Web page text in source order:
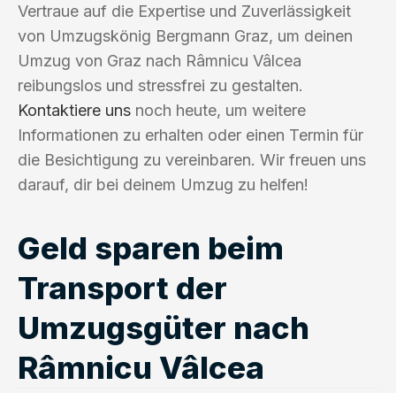
Vertraue auf die Expertise und Zuverlässigkeit
von Umzugskönig Bergmann Graz, um deinen
Umzug von Graz nach Râmnicu Vâlcea
reibungslos und stressfrei zu gestalten.
Kontaktiere uns noch heute, um weitere
Informationen zu erhalten oder einen Termin für
die Besichtigung zu vereinbaren. Wir freuen uns
darauf, dir bei deinem Umzug zu helfen!
Geld sparen beim
Transport der
Umzugsgüter nach
Râmnicu Vâlcea